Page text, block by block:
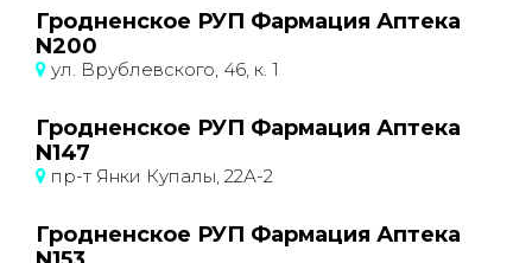
Гродненское РУП Фармация Аптека
N200
ул. Врублевского, 46, к. 1
Гродненское РУП Фармация Аптека
N147
пр-т Янки Купалы, 22А-2
Гродненское РУП Фармация Аптека